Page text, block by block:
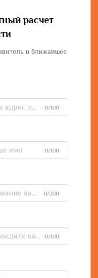
расчет
в ближайшее
0/100
0/100
0/200
0/100